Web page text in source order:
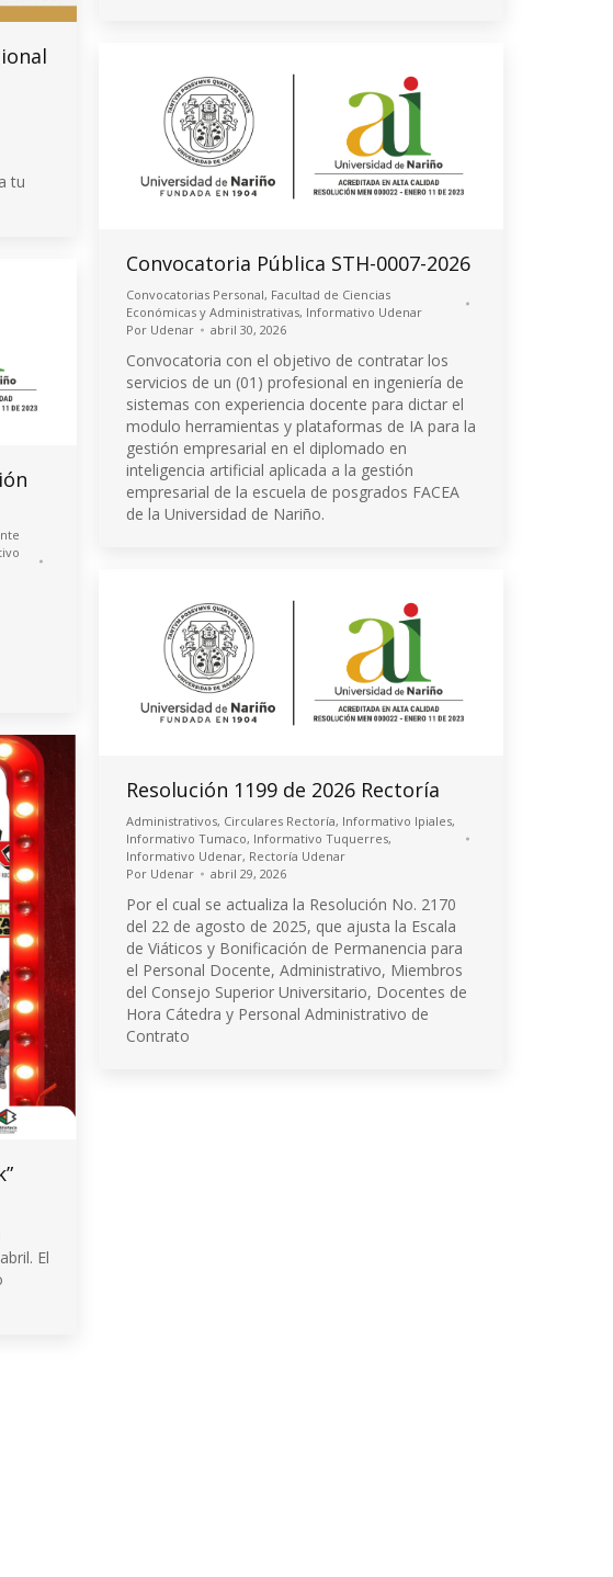
tu
Convocatoria Pública STH-0007-2026
Convocatorias Personal, Facultad de Ciencias
Económicas y Administrativas, Informativo Udenar
Por Udenar abril 30, 2026
Convocatoria con el objetivo de contratar los
servicios de un (01) profesional en ingeniería de
sistemas con experiencia docente para dictar el
modulo herramientas y plataformas de IA para la
gestión empresarial en el diplomado en
inteligencia artificial aplicada a la gestión
empresarial de la escuela de posgrados FACEA
de la Universidad de Nariño.
Resolución 1199 de 2026 Rectoría
Administrativos, Circulares Rectoría, Informativo Ipiales,
Informativo Tumaco, Informativo Tuquerres,
Informativo Udenar, Rectoría Udenar
Por Udenar abril 29, 2026
Por el cual se actualiza la Resolución No. 2170
del 22 de agosto de 2025, que ajusta la Escala
de Viáticos y Bonificación de Permanencia para
el Personal Docente, Administrativo, Miembros
del Consejo Superior Universitario, Docentes de
Hora Cátedra y Personal Administrativo de
Contrato
El